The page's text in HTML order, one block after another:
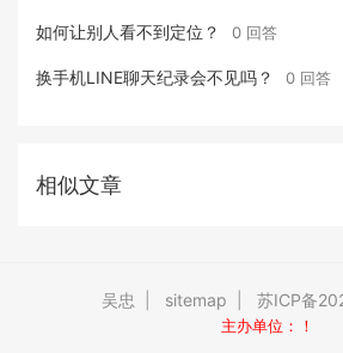
如何让别人看不到定位？ 0 回答
换手机LINE聊天纪录会不见吗？ 0 回答
相似文章
吴忠 sitemap 苏ICP备
主办单位：！